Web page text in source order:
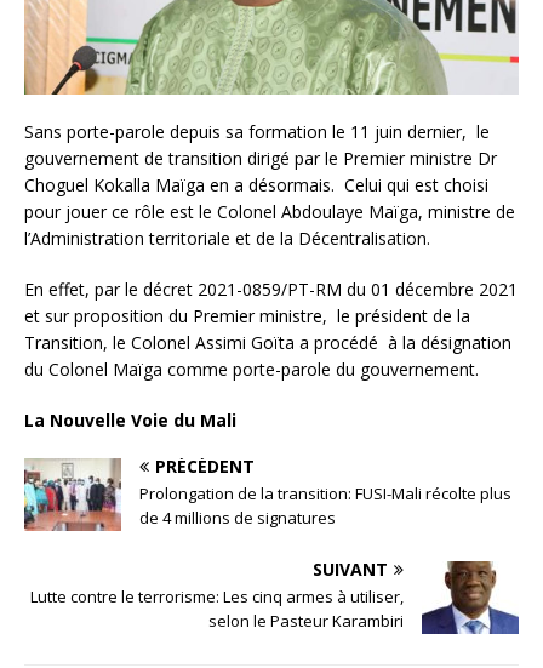
Sans porte-parole depuis sa formation le 11 juin dernier, le
gouvernement de transition dirigé par le Premier ministre Dr
Choguel Kokalla Maïga en a désormais. Celui qui est choisi
pour jouer ce rôle est le Colonel Abdoulaye Maïga, ministre de
l’Administration territoriale et de la Décentralisation.
En effet, par le décret 2021-0859/PT-RM du 01 décembre 2021
et sur proposition du Premier ministre, le président de la
Transition, le Colonel Assimi Goïta a procédé à la désignation
du Colonel Maïga comme porte-parole du gouvernement.
La Nouvelle Voie du Mali
PRÉCÉDENT
Prolongation de la transition: FUSI-Mali récolte plus
de 4 millions de signatures
SUIVANT
Lutte contre le terrorisme: Les cinq armes à utiliser,
selon le Pasteur Karambiri